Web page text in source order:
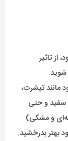
تاثیر
شوید.
مانند تیشرت،
سفید و حتی
و مشکی)
بهتر بدرخشید.